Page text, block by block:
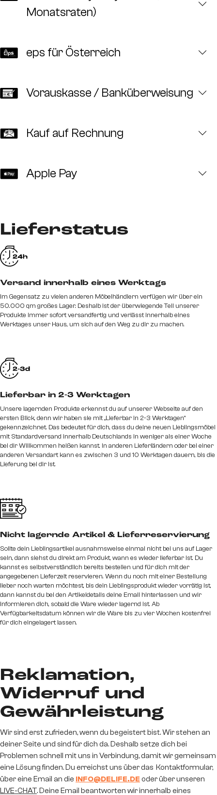
Monatsraten)
eps für Österreich
Vorauskasse / Banküberweisung
Kauf auf Rechnung
Apple Pay
Lieferstatus
Versand innerhalb eines Werktags
Im Gegensatz zu vielen anderen Möbelhändlern verfügen wir über ein
50.000 qm großes Lager. Deshalb ist der überwiegende Teil unserer
Produkte immer sofort versandfertig und verlässt innerhalb eines
Werktages unser Haus, um sich auf den Weg zu dir zu machen.
Lieferbar in 2-3 Werktagen
Unsere lagernden Produkte erkennst du auf unserer Webseite auf den
ersten Blick, denn wir haben sie mit „Lieferbar in 2-3 Werktagen“
gekennzeichnet. Das bedeutet für dich, dass du deine neuen Lieblingsmöbel
mit Standardversand innerhalb Deutschlands in weniger als einer Woche
bei dir Willkommen heißen kannst. In anderen Lieferländern oder bei einer
anderen Versandart kann es zwischen 3 und 10 Werktagen dauern, bis die
Lieferung bei dir ist.
Nicht lagernde Artikel & Lieferreservierung
Sollte dein Lieblingsartikel ausnahmsweise einmal nicht bei uns auf Lager
sein, dann siehst du direkt am Produkt, wann es wieder lieferbar ist. Du
kannst es selbstverständlich bereits bestellen und für dich mit der
angegebenen Lieferzeit reservieren. Wenn du noch mit einer Bestellung
lieber noch warten möchtest, bis dein Lieblingsprodukt wieder vorrätig ist,
dann kannst du bei den Artikeldetails deine Email hinterlassen und wir
informieren dich, sobald die Ware wieder lagernd ist. Ab
Verfügbarkeitsdatum können wir die Ware bis zu vier Wochen kostenfrei
für dich eingelagert lassen.
Reklamation,
Widerruf und
Gewährleistung
Wir sind erst zufrieden, wenn du begeistert bist. Wir stehen an
deiner Seite und sind für dich da. Deshalb setze dich bei
Problemen schnell mit uns in Verbindung, damit wir gemeinsam
eine Lösung finden. Du erreichst uns über das Kontaktformular,
über eine Email an die INFO@DELIFE.DE oder über unseren
LIVE-CHAT. Deine Email beantworten wir innerhalb eines